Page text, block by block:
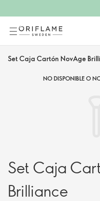
Set Caja Cartón NovAge
NO DISPONIBLE O
Set Caja
Brilliance